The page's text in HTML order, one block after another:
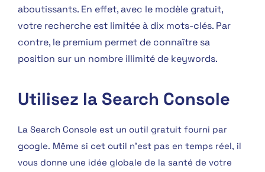
aboutissants. En effet, avec le modèle gratuit,
votre recherche est limitée à dix mots-clés. Par
contre, le premium permet de connaître sa
position sur un nombre illimité de keywords.
Utilisez la Search Console
La Search Console est un outil gratuit fourni par
google. Même si cet outil n’est pas en temps réel, il
vous donne une idée globale de la santé de votre